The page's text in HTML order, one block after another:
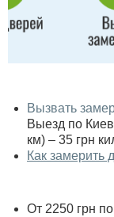
Вызвать
Выезд по
км) – 35 грн
Как замерить
От 2250 грн